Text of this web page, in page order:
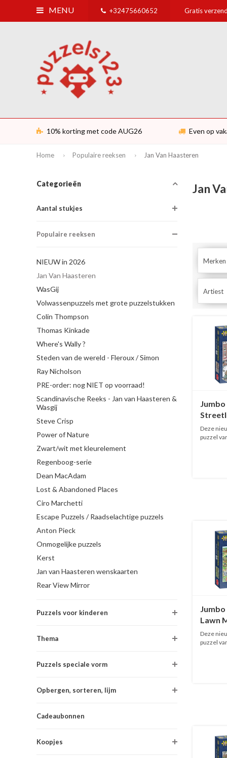
MENU +32475660652 Gratis
10% korting met code AUG26 Even op
Home Populaire reeksen Jan Van Haasteren
Categorieën
Aantal stukjes
Populaire reeksen
NIEUW in 2026
Jan Van Haasteren
WasGij
Volwassenpuzzels met grote puzzelstukken
Colin Thompson
Thomas Kinkade
Where's Wally ?
Steden van de wereld - Fleroux / Simon
Ray Nicholson
PRE-order: nog NIET op voorraad!
Scandinavische Reeks - Jan van Haasteren &
Wasgij
Steve Crisp
Power of Nature
Zwart/wit met kleurelement
Regenboog-serie
Dean MacAdam
Lost & Abandoned Places
Ciro Marchetti
Escape Puzzels / Raadselachtige puzzels
Anton Pieck
Onmogelijke puzzels
Kerst
Jan van Haasteren wenskaarten
Rear View Mirror
Puzzels voor kinderen
Thema
Puzzels speciale vorm
Opbergen, sorteren, lijm
Cadeaubonnen
Koopjes
Jan
Merken
Artiest
Jumbo
stukjes
Deze
puzzel
Jumbo
Lawn
JvH -
Deze
puzzel